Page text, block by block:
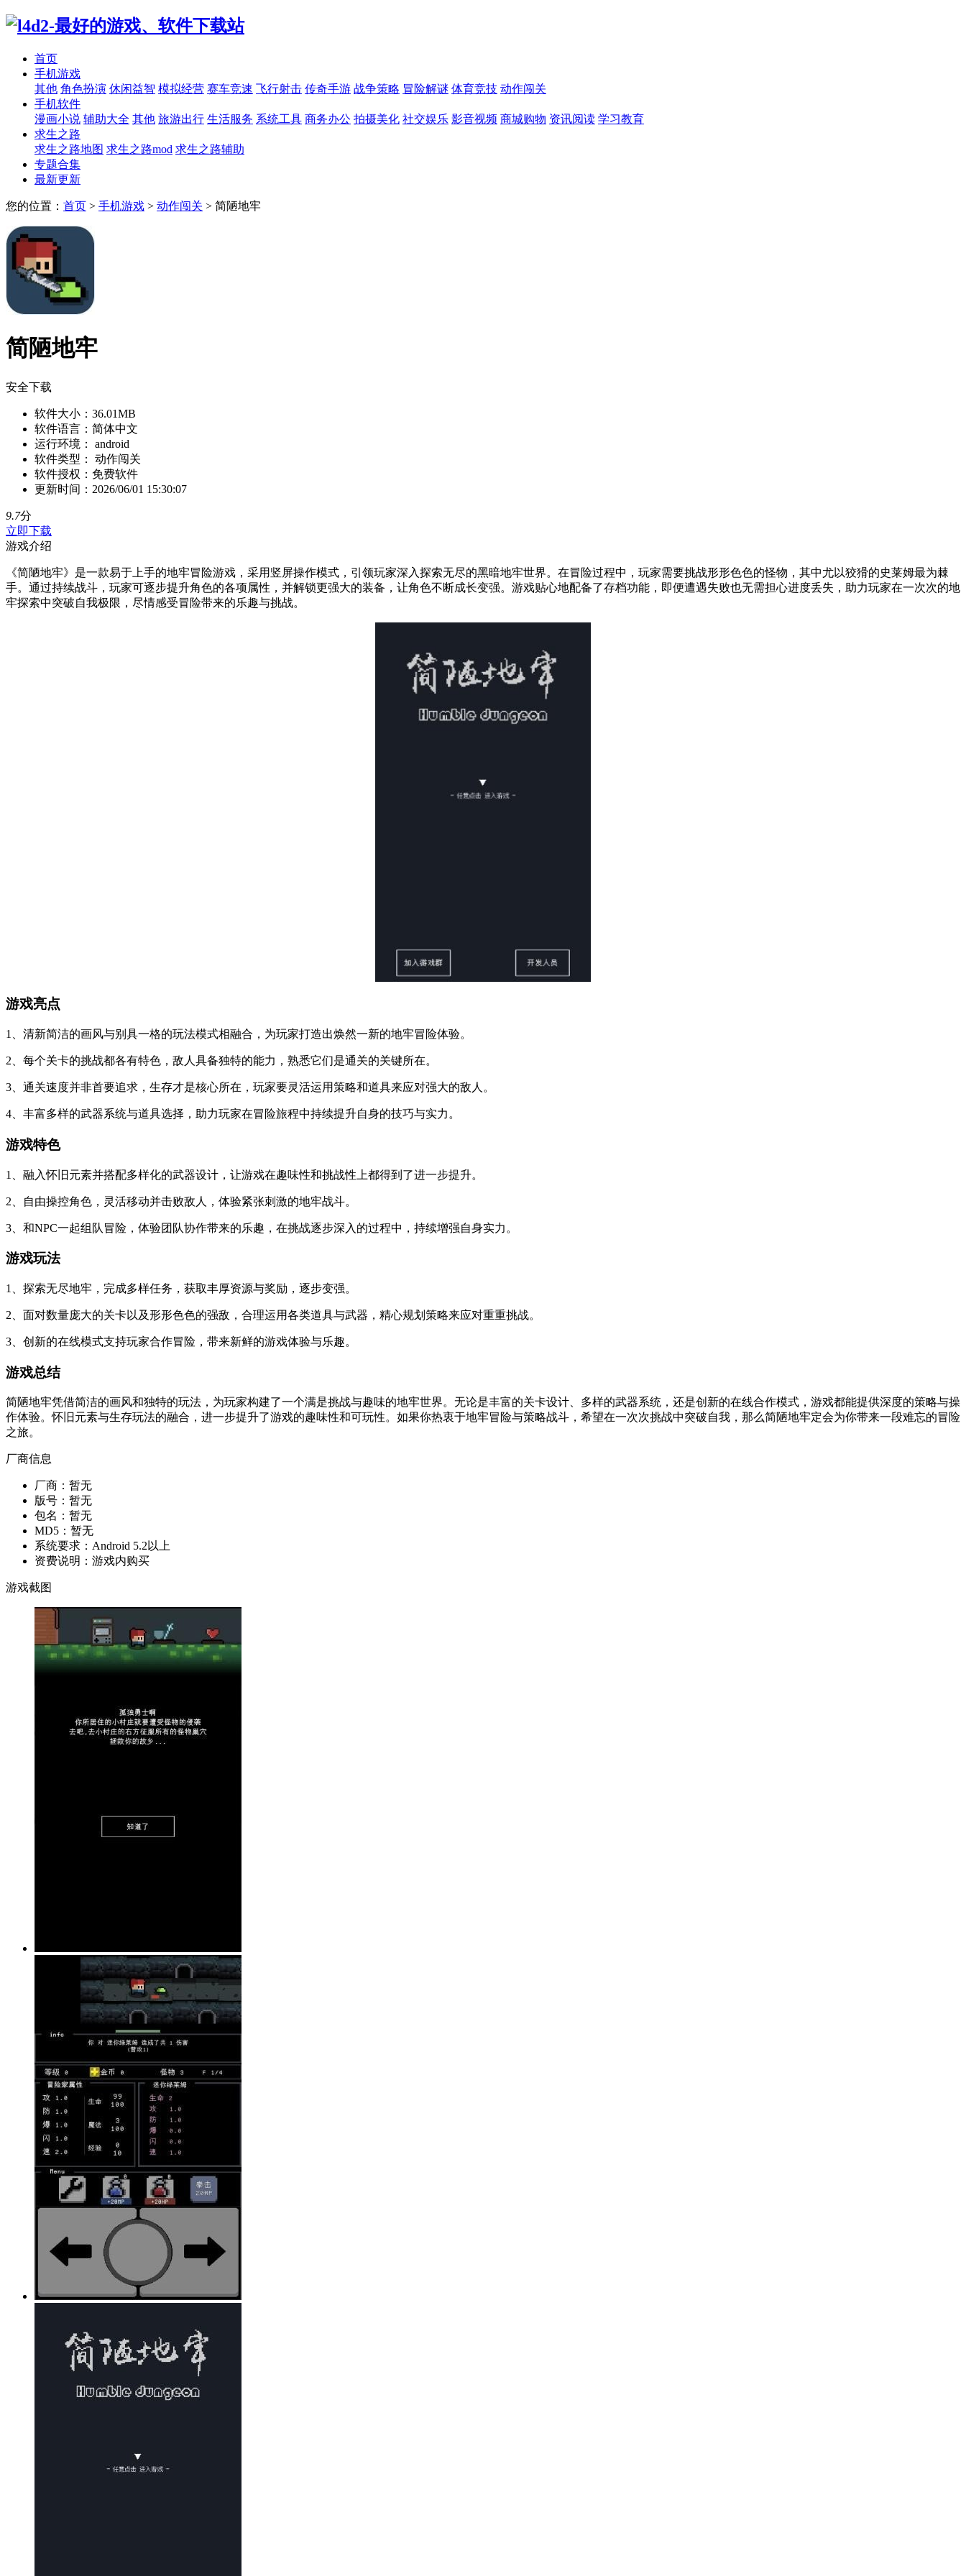
首页
手机游戏
其他 角色扮演 休闲益智 模拟经营 赛车竞速 飞行射击 传奇手游 战争策略 冒险解谜 体育竞技 动作闯关
手机软件
漫画小说 辅助大全 其他 旅游出行 生活服务 系统工具 商务办公 拍摄美化 社交娱乐 影音视频 商城购物 资讯阅读 学习教育
求生之路
求生之路地图 求生之路mod 求生之路辅助
专题合集
最新更新
您的位置： 首页 > 手机游戏 > 动作闯关 > 简陋地牢
简陋地牢
安全下载
软件大小： 36.01MB
软件语言： 简体中文
运行环境： android
软件类型： 动作闯关
软件授权： 免费软件
更新时间： 2026/06/01 15:30:07
9.7分
立即下载
游戏介绍
《简陋地牢》是一款易于上手的地牢冒险游戏，采用竖屏操作模式，引领玩家深入探索无尽的黑暗地牢世界。在冒险过程中，玩家需要挑战形形色色的怪物，其中尤以狡猾的史莱姆最为棘
手。通过持续战斗，玩家可逐步提升角色的各项属性，并解锁更强大的装备，让角色不断成长变强。游戏贴心地配备了存档功能，即便遭遇失败也无需担心进度丢失，助力玩家在一次次的地
牢探索中突破自我极限，尽情感受冒险带来的乐趣与挑战。
游戏亮点
1、清新简洁的画风与别具一格的玩法模式相融合，为玩家打造出焕然一新的地牢冒险体验。
2、每个关卡的挑战都各有特色，敌人具备独特的能力，熟悉它们是通关的关键所在。
3、通关速度并非首要追求，生存才是核心所在，玩家要灵活运用策略和道具来应对强大的敌人。
4、丰富多样的武器系统与道具选择，助力玩家在冒险旅程中持续提升自身的技巧与实力。
游戏特色
1、融入怀旧元素并搭配多样化的武器设计，让游戏在趣味性和挑战性上都得到了进一步提升。
2、自由操控角色，灵活移动并击败敌人，体验紧张刺激的地牢战斗。
3、和NPC一起组队冒险，体验团队协作带来的乐趣，在挑战逐步深入的过程中，持续增强自身实力。
游戏玩法
1、探索无尽地牢，完成多样任务，获取丰厚资源与奖励，逐步变强。
2、面对数量庞大的关卡以及形形色色的强敌，合理运用各类道具与武器，精心规划策略来应对重重挑战。
3、创新的在线模式支持玩家合作冒险，带来新鲜的游戏体验与乐趣。
游戏总结
简陋地牢凭借简洁的画风和独特的玩法，为玩家构建了一个满是挑战与趣味的地牢世界。无论是丰富的关卡设计、多样的武器系统，还是创新的在线合作模式，游戏都能提供深度的策略与操
作体验。怀旧元素与生存玩法的融合，进一步提升了游戏的趣味性和可玩性。如果你热衷于地牢冒险与策略战斗，希望在一次次挑战中突破自我，那么简陋地牢定会为你带来一段难忘的冒险
之旅。
厂商信息
厂商： 暂无
版号： 暂无
包名： 暂无
MD5： 暂无
系统要求： Android 5.2以上
资费说明： 游戏内购买
游戏截图